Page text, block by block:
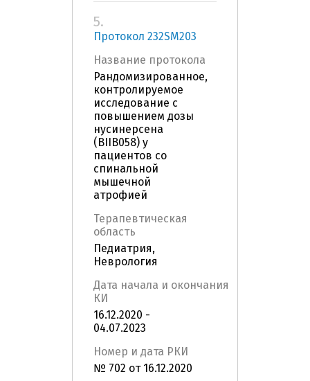
5.
Протокол 232SМ203
Название протокола
Рандомизированное,
контролируемое
исследование с
повышением дозы
нусинерсена
(BIIB058) у
пациентов со
спинальной
мышечной
атрофией
Терапевтическая
область
Педиатрия,
Неврология
Дата начала и окончания
КИ
16.12.2020 -
04.07.2023
Номер и дата РКИ
№ 702 от 16.12.2020